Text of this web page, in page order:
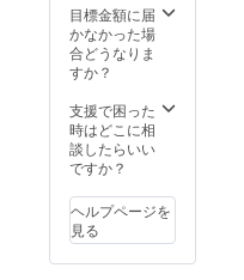
目標金額に届
かなかった場
合どうなりま
すか？
支援で困った
時はどこに相
談したらいい
ですか？
ヘルプページを
見る